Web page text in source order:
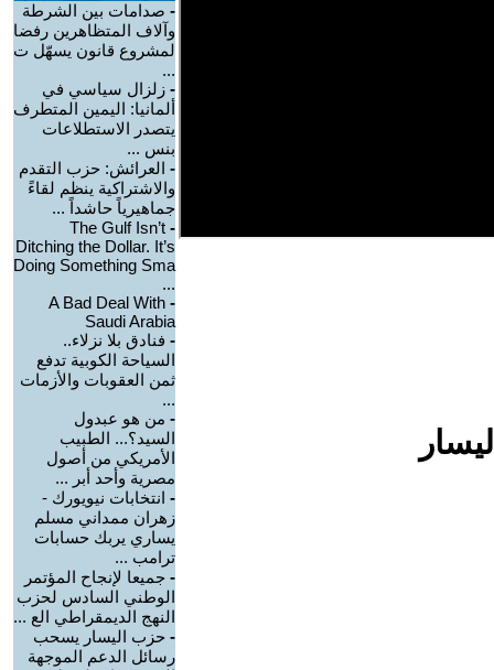
- صدامات بين الشرطة
وآلاف المتظاهرين رفضا
لمشروع قانون يسهّل ت
...
- زلزال سياسي في
ألمانيا: اليمين المتطرف
يتصدر الاستطلاعات
بنس ...
- العرائش: حزب التقدم
والاشتراكية ينظم لقاءً
جماهيرياً حاشداً ...
-
The Gulf Isn’t
Ditching the Dollar. It’s
Doing Something Sma
...
-
A Bad Deal With
Saudi Arabia
- فنادق بلا نزلاء..
السياحة الكوبية تدفع
ثمن العقوبات والأزمات
...
- من هو عبدول
السيد؟... الطبيب
الأمريكي من أصول
مصرية وأحد أبر ...
- انتخابات نيويورك -
زهران ممداني مسلم
يساري يربك حسابات
ترامب ...
- جميعا لإنجاح المؤتمر
الوطني السادس لحزب
النهج الديمقراطي الع ...
- حزب اليسار يسحب
رسائل الدعم الموجهة